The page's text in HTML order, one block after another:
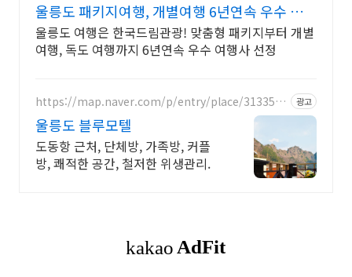
울릉도 패키지여행, 개별여행 6년연속 우수 여행
사 선정
울릉도 여행은 한국드림관광! 맞춤형 패키지부터 개별
여행, 독도 여행까지 6년연속 우수 여행사 선정
https://map.naver.com/p/entry/place/3133518
광고
울릉도 블루모텔
도동항 근처, 단체방, 가족방, 커플
방, 쾌적한 공간, 철저한 위생관리.